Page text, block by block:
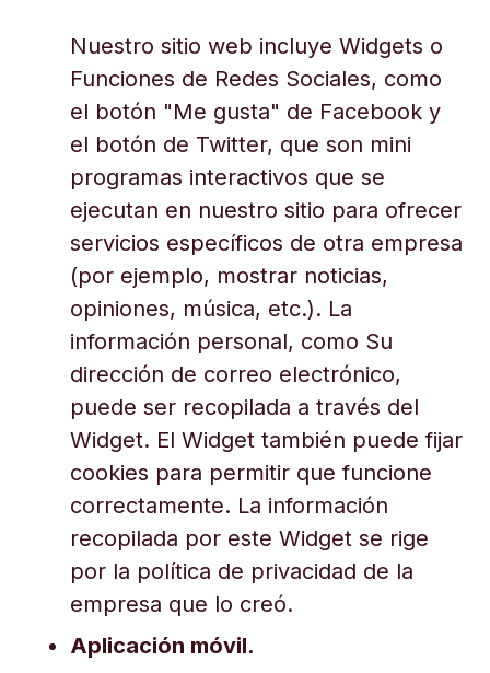
Nuestro sitio web incluye Widgets o
Funciones de Redes Sociales, como
el botón "Me gusta" de Facebook y
el botón de Twitter, que son mini
programas interactivos que se
ejecutan en nuestro sitio para ofrecer
servicios específicos de otra empresa
(por ejemplo, mostrar noticias,
opiniones, música, etc.). La
información personal, como Su
dirección de correo electrónico,
puede ser recopilada a través del
Widget. El Widget también puede fijar
cookies para permitir que funcione
correctamente. La información
recopilada por este Widget se rige
por la política de privacidad de la
empresa que lo creó.
Aplicación móvil.